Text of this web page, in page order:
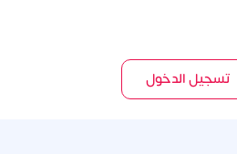
تسجيل الدخول